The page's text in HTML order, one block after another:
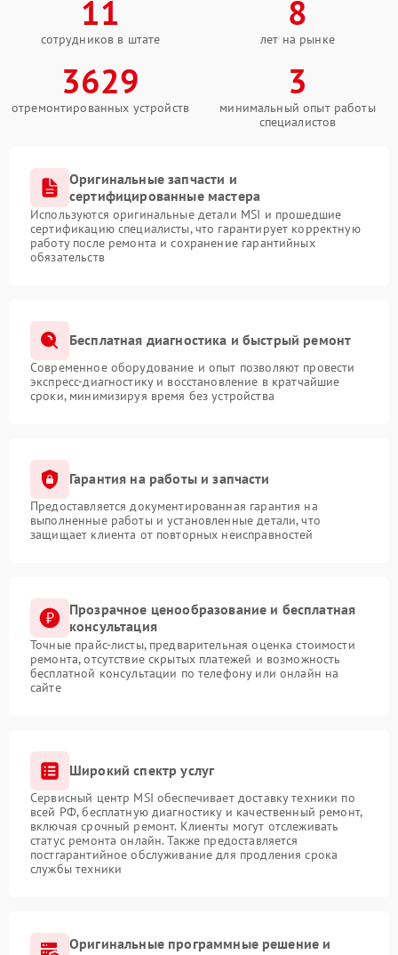
11
сотрудников в штате
8
лет на рынке
3629
отремонтированных устройств
3
минимальный опыт работы
специалистов
Оригинальные запчасти и
сертифицированные мастера
Используются оригинальные детали MSI и прошедшие
сертификацию специалисты, что гарантирует корректную
работу после ремонта и сохранение гарантийных
обязательств
Бесплатная диагностика и быстрый ремонт
Современное оборудование и опыт позволяют провести
экспресс-диагностику и восстановление в кратчайшие
сроки, минимизируя время без устройства
Гарантия на работы и запчасти
Предоставляется документированная гарантия на
выполненные работы и установленные детали, что
защищает клиента от повторных неисправностей
Прозрачное ценообразование и бесплатная
консультация
Точные прайс-листы, предварительная оценка стоимости
ремонта, отсутствие скрытых платежей и возможность
бесплатной консультации по телефону или онлайн на
сайте
Широкий спектр услуг
Сервисный центр MSI обеспечивает доставку техники по
всей РФ, бесплатную диагностику и качественный ремонт,
включая срочный ремонт. Клиенты могут отслеживать
статус ремонта онлайн. Также предоставляется
постгарантийное обслуживание для продления срока
службы техники
Оригинальные программные решение и